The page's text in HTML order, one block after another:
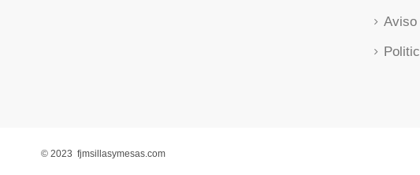
Aviso
© 2023 fjmsillasymesas.com